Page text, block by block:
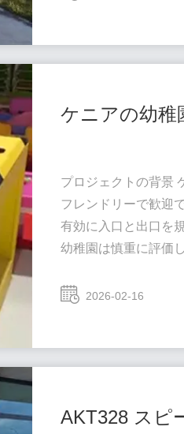
ケニアの幼稚
プロジェクトの背景
フレンドリーで歓迎
有効に入口と出口を
幼稚園は慎重に評価
商業や産業用施設と
2026-02-16
AKT328 スピ